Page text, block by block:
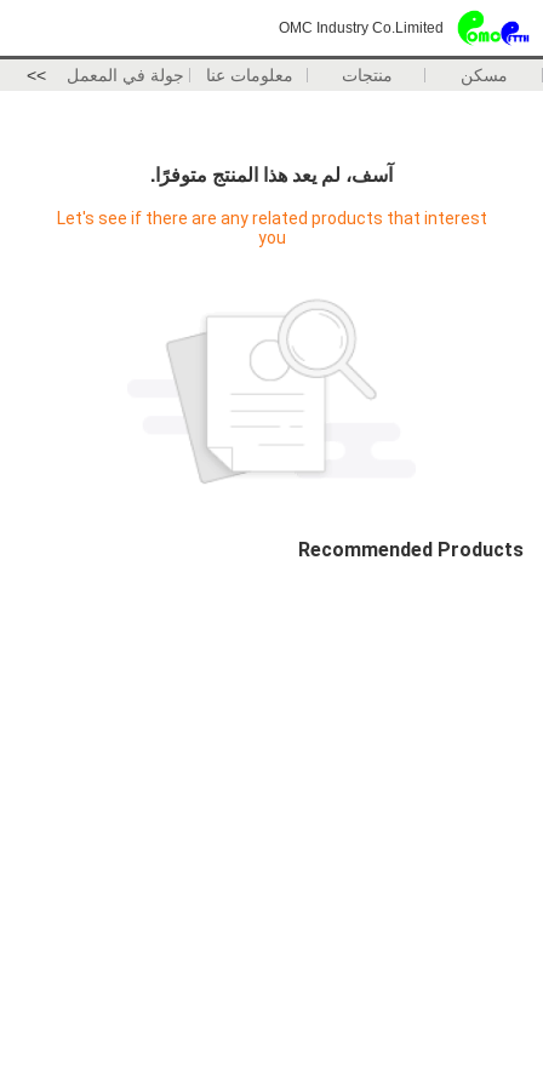
OMC Industry Co.Limited
مسكن منتجات معلومات عنا جولة في المعمل >>
آسف، لم يعد هذا المنتج متوفرًا.
Let's see if there are any related products that interest
you
Recommended Products